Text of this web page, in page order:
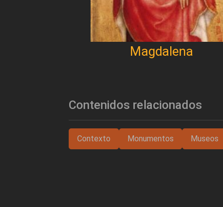
Magdalena
Contenidos relacionados
Contexto Monumentos Museos